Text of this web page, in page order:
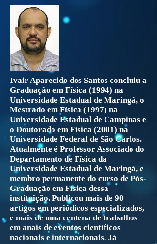
Ivair Aparecido dos Santos concluiu a
Graduação em Física (1994) na
Universidade Estadual de Maringá, o
Mestrado em Física (1997) na
Universidade Estadual de Campinas e
o Doutorado em Física (2001) na
Universidade Federal de São Carlos.
Atualmente é Professor Associado do
Departamento de Física da
Universidade Estadual de Maringá, e
membro permanente do curso de Pós-
Graduação em Física dessa
instituição. Publicou mais de 90
artigos em periódicos especializados,
e mais de uma centena de trabalhos
em anais de eventos científicos
nacionais e internacionais. Já